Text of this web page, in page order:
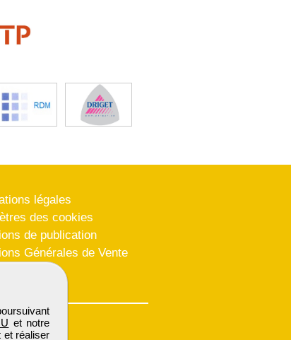
et notre
et réaliser
légales
des cookies
de publication
Générales de Vente